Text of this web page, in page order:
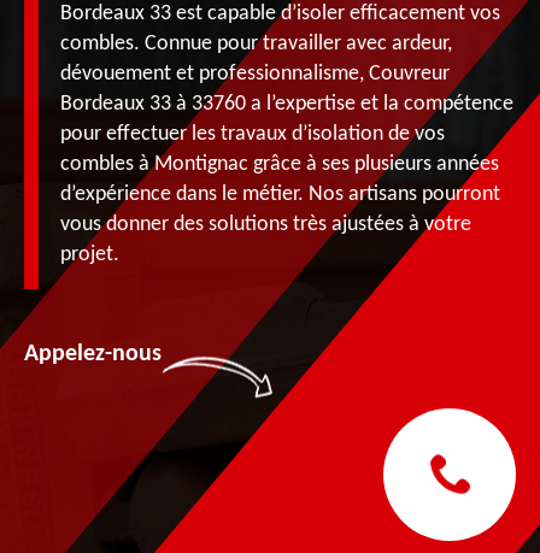
Bordeaux 33 est capable d’isoler efficacement vos
combles. Connue pour travailler avec ardeur,
dévouement et professionnalisme, Couvreur
Bordeaux 33 à 33760 a l’expertise et la compétence
pour effectuer les travaux d’isolation de vos
combles à Montignac grâce à ses plusieurs années
d’expérience dans le métier. Nos artisans pourront
vous donner des solutions très ajustées à votre
projet.
Appelez-nous